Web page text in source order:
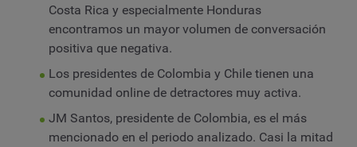
Costa Rica y especialmente Honduras
encontramos un mayor volumen de conversación
positiva que negativa.
Los presidentes de Colombia y Chile tienen una
comunidad online de detractores muy activa.
JM Santos, presidente de Colombia, es el más
mencionado en el periodo analizado. Casi la mitad